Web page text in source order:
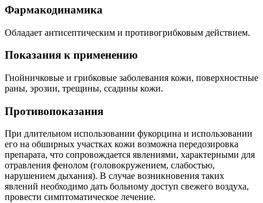
Фармакодинамика
Обладает антисептическим и противогрибковым действием.
Показания к применению
Гнойничковые и грибковые заболевания кожи, поверхностные
раны, эрозии, трещины, ссадины кожи.
Противопоказания
При длительном использовании фукорцина и использовании
его на обширных участках кожи возможна передозировка
препарата, что сопровождается явлениями, характерными для
отравления фенолом (головокружением, слабостью,
нарушением дыхания). В случае возникновения таких
явлений необходимо дать больному доступ свежего воздуха,
провести симптоматическое лечение.